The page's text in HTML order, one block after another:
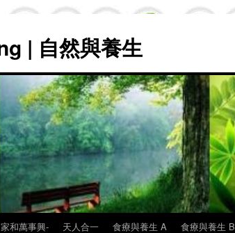
| 自然與養生
家和萬事興- 天人合一 食療與養生 A 食療與養生 B